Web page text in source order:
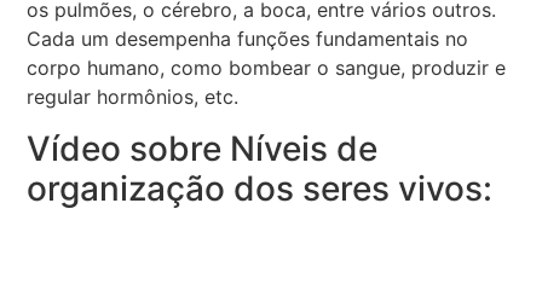
os pulmões, o cérebro, a boca, entre vários outros.
Cada um desempenha funções fundamentais no
corpo humano, como bombear o sangue, produzir e
regular hormônios, etc.
Vídeo sobre Níveis de
organização dos seres vivos: